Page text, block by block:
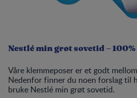
Nestlé min grøt sovetid –
Våre klemmeposer er et godt
Nedenfor finner du noen forslag til
bruke Nestlé min grøt sovetid.